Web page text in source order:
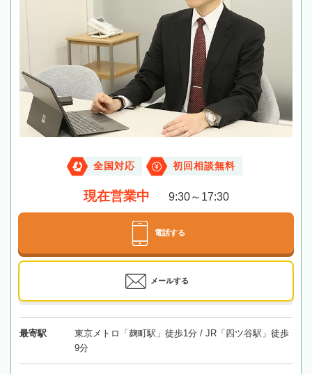
全国対応 初回相談無料
現在営業中 9:30～17:30
電話する
メールする
最寄駅
東京メトロ「麹町駅」徒歩1分 / JR「四ツ谷駅」徒歩
9分